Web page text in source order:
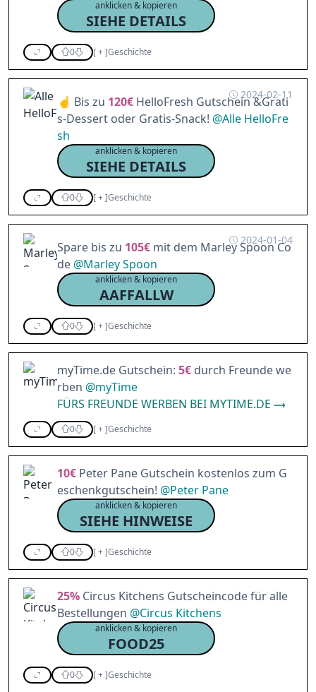
anklicken & kopieren
SIEHE DETAILS
0 [+]Geschichte
2024-02-11
☝️ Bis zu 120€ HelloFresh Gutschein &Grati
s-Dessert oder Gratis-Snack! @Alle HelloFre
sh
anklicken & kopieren
SIEHE DETAILS
0 [+]Geschichte
2024-01-04
Spare bis zu 105€ mit dem Marley Spoon Co
de @Marley Spoon
anklicken & kopieren
AAFFALLW
0 [+]Geschichte
myTime.de Gutschein: 5€ durch Freunde we
rben @myTime
FÜRS FREUNDE WERBEN BEI MYTIME.DE
0 [+]Geschichte
10€ Peter Pane Gutschein kostenlos zum G
eschenkgutschein! @Peter Pane
anklicken & kopieren
SIEHE HINWEISE
0 [+]Geschichte
25% Circus Kitchens Gutscheincode für alle
Bestellungen @Circus Kitchens
anklicken & kopieren
FOOD25
0 [+]Geschichte